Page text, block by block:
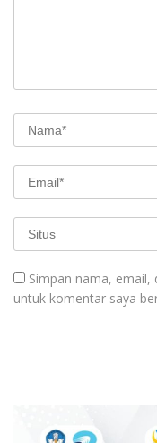
Simpan nama, email,
untuk komentar saya